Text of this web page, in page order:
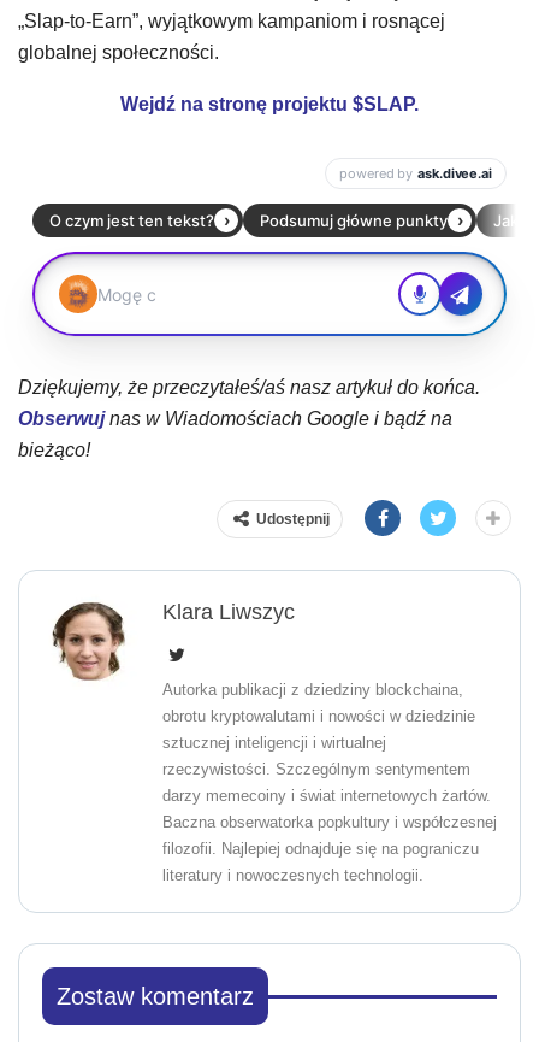
„Slap-to-Earn”, wyjątkowym kampaniom i rosnącej
globalnej społeczności.
Wejdź na stronę projektu $SLAP.
Dziękujemy, że przeczytałeś/aś nasz artykuł do końca.
Obserwujnas w Wiadomościach Google i bądź na
bieżąco!
Udostępnij
Klara Liwszyc
Autorka publikacji z dziedziny blockchaina,
obrotu kryptowalutami i nowości w dziedzinie
sztucznej inteligencji i wirtualnej
rzeczywistości. Szczególnym sentymentem
darzy memecoiny i świat internetowych żartów.
Baczna obserwatorka popkultury i współczesnej
filozofii. Najlepiej odnajduje się na pograniczu
literatury i nowoczesnych technologii.
Zostaw komentarz